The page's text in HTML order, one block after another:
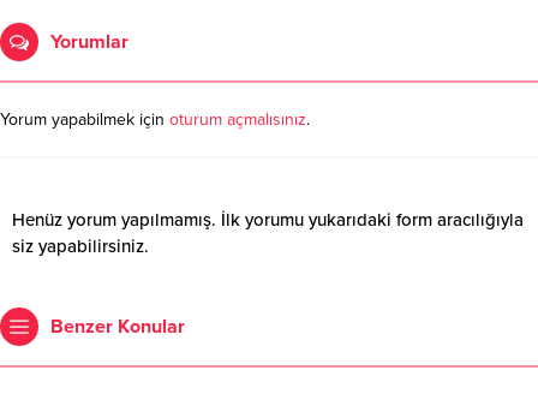
Yorumlar
Yorum yapabilmek için oturum açmalısınız.
Henüz yorum yapılmamış. İlk yorumu yukarıdaki form aracılığıyla
siz yapabilirsiniz.
Benzer Konular